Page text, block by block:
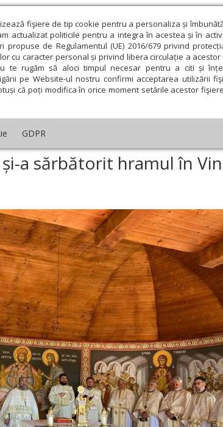
fişiere de tip cookie pentru a personaliza și
actualizat politicile pentru a integra în acestea și în
propuse de Regulamentul (UE) 2016/679 privind
cu caracter personal și privind libera circulație a
te rugăm să aloci timpul necesar pentru a citi și
pe Website-ul nostru confirmi acceptarea utilizării
că poți modifica în orice moment setările acestor
GDPR
An omagial Comunicate de presă
Teologie și spiritualitate Educaţie și Cultură
› Mănăstirea Maglavit și-a sărbătorit hramul în Vinerea
a sărbătorit hramul în